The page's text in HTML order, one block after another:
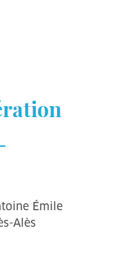
Émile
Alès